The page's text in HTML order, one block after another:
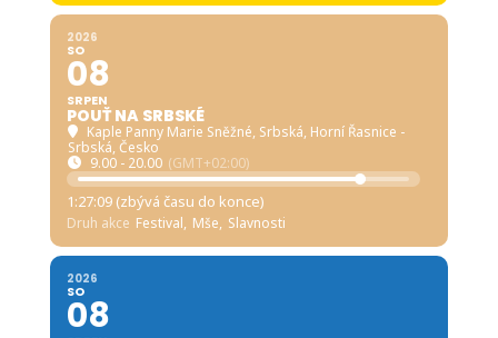
2026
SO
08
SRPEN
POUŤ NA SRBSKÉ
Kaple Panny Marie Sněžné, Srbská, Horní Řasnice -
Srbská, Česko
9.00 - 20.00 (GMT+02:00)
1:27:07 (zbývá času do konce)
Druh akce Festival, Mše, Slavnosti
2026
SO
08